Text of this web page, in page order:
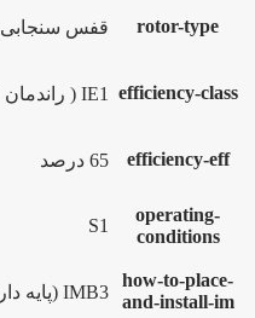
rotor-type قفس سنجابی
efficiency-class IE1 ( راندمان استاندارد)
efficiency-eff 65 درصد
operating-
conditions
S1
how-to-place-
and-install-im
IMB3 (پایه دار)